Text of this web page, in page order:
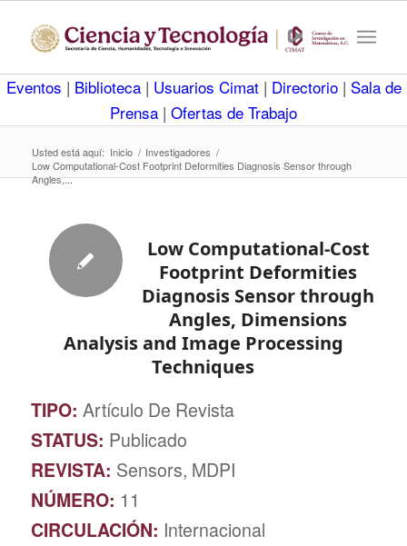
Eventos | Biblioteca | Usuarios Cimat | Directorio | Sala de
Prensa | Ofertas de Trabajo
Usted está aquí: Inicio / Investigadores /
Low Computational-Cost Footprint Deformities Diagnosis Sensor through
Angles,...
Low Computational-Cost
Footprint Deformities
Diagnosis Sensor through
Angles, Dimensions
Analysis and Image Processing
Techniques
TIPO: Artículo De Revista
STATUS: Publicado
REVISTA: Sensors, MDPI
NÚMERO: 11
CIRCULACIÓN: Internacional